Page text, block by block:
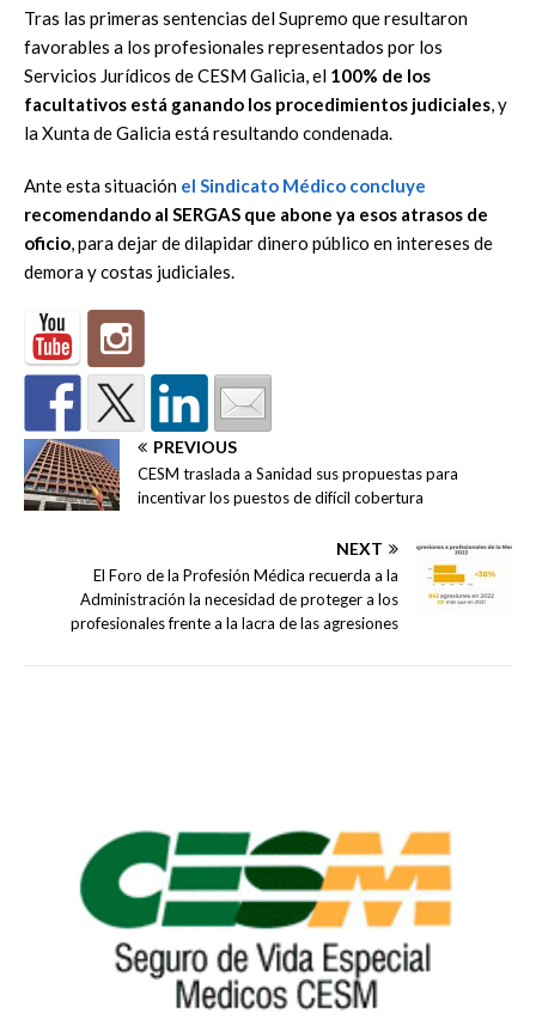
Tras las primeras sentencias del Supremo que resultaron
favorables a los profesionales representados por los
Servicios Jurídicos de CESM Galicia, el 100% de los
facultativos está ganando los procedimientos judiciales, y
laXunta de Galicia está resultando condenada.
Ante esta situación el Sindicato Médico concluye
recomendando al SERGAS que abone ya esos atrasos de
oficio, para dejar de dilapidar dinero público en intereses de
demora y costas judiciales.
PREVIOUS
CESM traslada a Sanidad sus propuestas para
incentivar los puestos de difícil cobertura
NEXT
El Foro de la Profesión Médica recuerda a la
Administración la necesidad de proteger a los
profesionales frente a la lacra de las agresiones